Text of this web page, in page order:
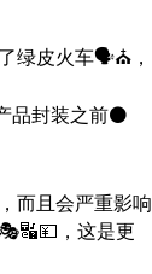
绿皮火车🗣⛪，
品封装之前⚫
而且会严重影响
，这是更